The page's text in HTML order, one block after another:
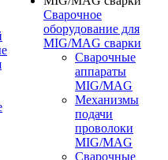
Сварочное
оборудование для
MIG/MAG сварки
Сварочные
аппараты
MIG/MAG
Механизмы
подачи
проволоки
MIG/MAG
Сварочные